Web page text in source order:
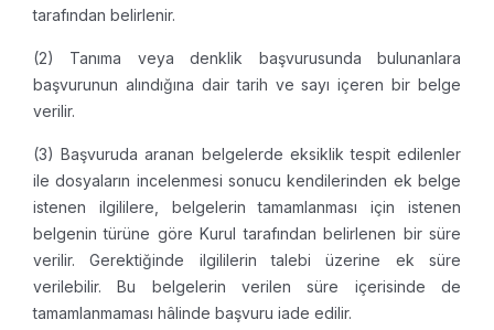
tarafından belirlenir.
(2) Tanıma veya denklik başvurusunda bulunanlara
başvurunun alındığına dair tarih ve sayı içeren bir belge
verilir.
(3) Başvuruda aranan belgelerde eksiklik tespit edilenler
ile dosyaların incelenmesi sonucu kendilerinden ek belge
istenen ilgililere, belgelerin tamamlanması için istenen
belgenin türüne göre Kurul tarafından belirlenen bir süre
verilir. Gerektiğinde ilgililerin talebi üzerine ek süre
verilebilir. Bu belgelerin verilen süre içerisinde de
tamamlanmaması hâlinde başvuru iade edilir.